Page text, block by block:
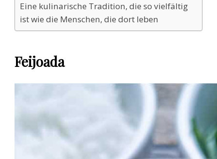
Eine kulinarische Tradition, die so vielfältig
ist wie die Menschen, die dort leben
Feijoada